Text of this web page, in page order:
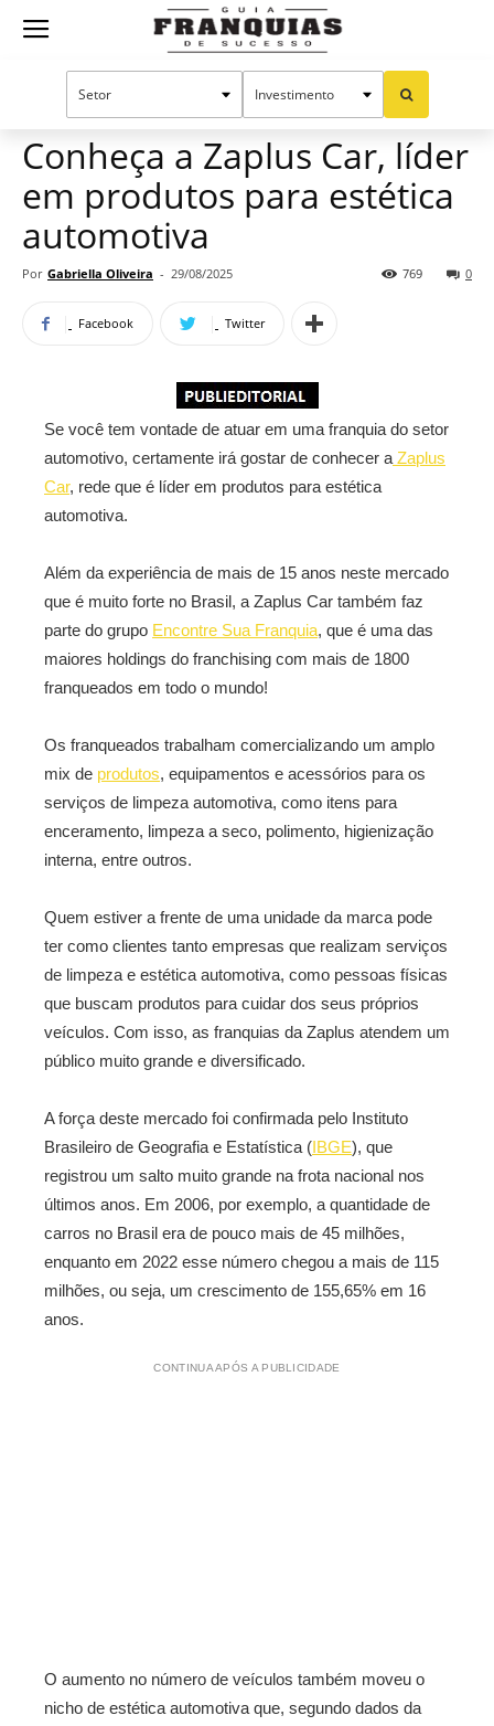
Guia
Mercado de franquias Publieditorial
Conheça a Zaplus Car, líder
em produtos para estética
automotiva
Por Gabriella Oliveira - 29/08/2025 0
769
Facebook Twitter
Se você tem vontade de atuar em uma franquia do setor
automotivo, certamente irá gostar de conhecer a Zaplus
Car, rede que é líder em produtos para estética
automotiva.
Além da experiência de mais de 15 anos neste mercado
que é muito forte no Brasil, a Zaplus Car também faz
parte do grupo Encontre Sua Franquia, que é uma das
maiores holdings do franchising com mais de 1800
franqueados em todo o mundo!
Os franqueados trabalham comercializando um amplo
mix de produtos, equipamentos e acessórios para os
serviços de limpeza automotiva, como itens para
enceramento, limpeza a seco, polimento, higienização
interna, entre outros.
Quem estiver a frente de uma unidade da marca pode
ter como clientes tanto empresas que realizam serviços
de limpeza e estética automotiva, como pessoas físicas
que buscam produtos para cuidar dos seus próprios
veículos. Com isso, as franquias da Zaplus atendem um
público muito grande e diversificado.
A força deste mercado foi confirmada pelo Instituto
Brasileiro de Geografia e Estatística (IBGE), que
registrou um salto muito grande na frota nacional nos
últimos anos. Em 2006, por exemplo, a quantidade de
carros no Brasil era de pouco mais de 45 milhões,
enquanto em 2022 esse número chegou a mais de 115
milhões, ou seja, um crescimento de 155,65% em 16
anos.
CONTINUA APÓS A PUBLICIDADE
O aumento no número de veículos também moveu o
nicho de estética automotiva que, segundo dados da